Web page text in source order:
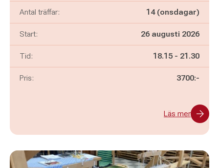
Antal träffar: 14 (onsdagar)
Start: 26 augusti 2026
Tid: Pågår mellan
18.15 - och
21.30
Pris: 3700:-
Läs mer